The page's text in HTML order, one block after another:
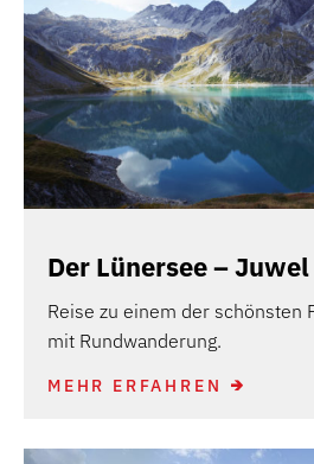
Der Lünersee –
Reise zu einem der schönsten
mit Rundwanderung.
MEHR ERFAHREN